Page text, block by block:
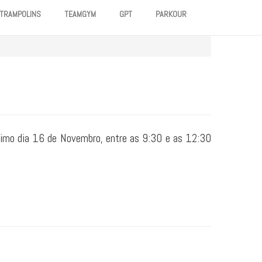
TRAMPOLINS TEAMGYM GPT PARKOUR
dia 16 de Novembro, entre as 9:30 e as 12:30